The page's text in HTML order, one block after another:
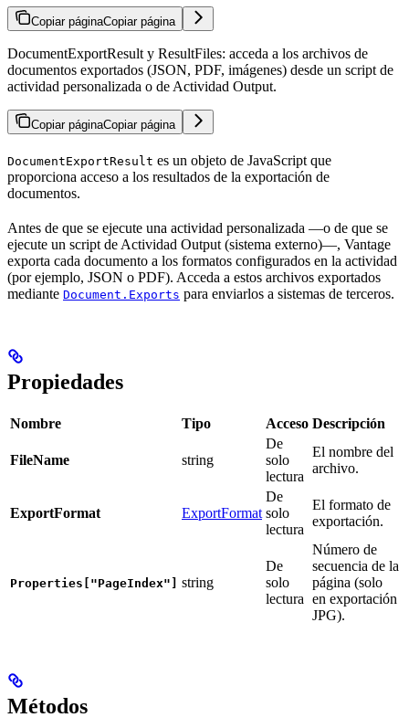
Copiar páginaCopiar página
DocumentExportResult y ResultFiles: acceda a los archivos de
documentos exportados (JSON, PDF, imágenes) desde un script de
actividad personalizada o de Actividad Output.
Copiar páginaCopiar página
DocumentExportResult es un objeto de JavaScript que
proporciona acceso a los resultados de la exportación de
documentos.
Antes de que se ejecute una actividad personalizada —o de que se
ejecute un script de Actividad Output (sistema externo)—, Vantage
exporta cada documento a los formatos configurados en la actividad
(por ejemplo, JSON o PDF). Acceda a estos archivos exportados
mediante Document.Exports para enviarlos a sistemas de terceros.
Propiedades
Nombre Tipo Acceso Descripción
FileName string
De
solo
lectura
El nombre del
archivo.
ExportFormat ExportFormat
De
solo
lectura
El formato de
exportación.
Properties["PageIndex"] string
De
solo
lectura
Número de
secuencia de la
página (solo
en exportación
JPG).
Métodos